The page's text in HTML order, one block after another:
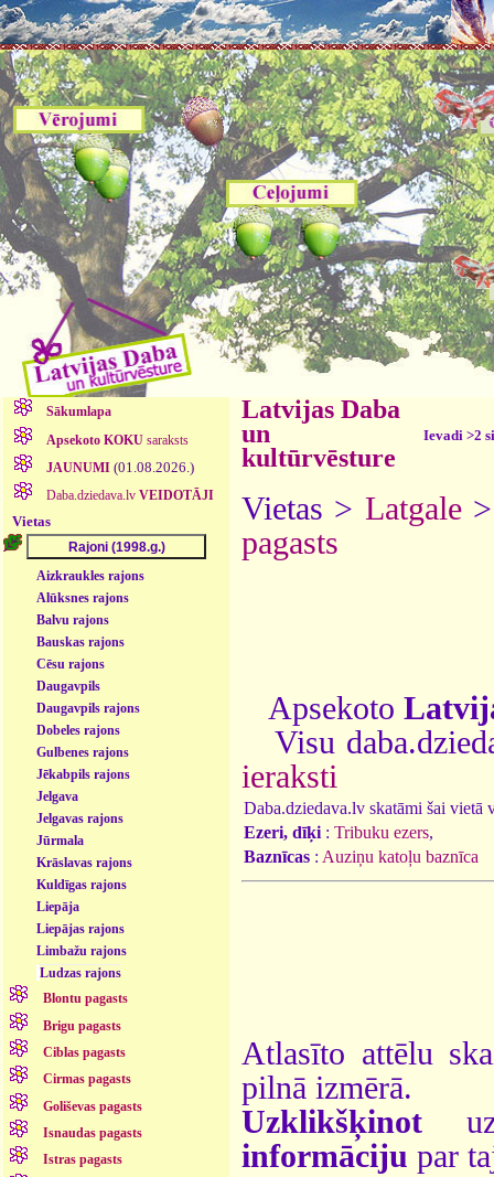
Sākumlapa
Apsekoto KOKUsaraksts
JAUNUMI (01.08.2026.)
Daba.dziedava.lv VEIDOTĀJI
Vietas
Aizkraukles rajons
Alūksnes rajons
Balvu rajons
Bauskas rajons
Cēsu rajons
Daugavpils
Daugavpils rajons
Dobeles rajons
Gulbenes rajons
Jēkabpils rajons
Jelgava
Jelgavas rajons
Jūrmala
Krāslavas rajons
Kuldīgas rajons
Liepāja
Liepājas rajons
Limbažu rajons
Ludzas rajons
Blontu pagasts
Brigu pagasts
Ciblas pagasts
Cirmas pagasts
Goliševas pagasts
Isnaudas pagasts
Istras pagasts
Latvijas Daba
un
kultūrvēsture
Ievadi >2
Vietas > Latgale
pagasts
Apsekoto
Visu
ieraksti
Daba.dziedava.lv skatāmi šai vietā
Ezeri, dīķi : Tribuku ezers,
Baznīcas : Auziņu katoļu baznīca
Atlasīto attēlu
pilnā izmērā.
Uzklikšķinot
informāciju par